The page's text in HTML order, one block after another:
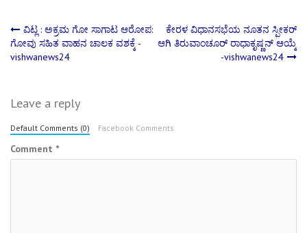
Post
navigation
ವಿಟ್ಲ : ಅಕ್ರಮ ಗೋ ಸಾಗಾಟ ಆರೋಪ:
ಗೋವು ಸಹಿತ ವಾಹನ ಚಾಲಕ ವಶಕ್ಕೆ -
vishwanews24
ಕೇರಳ ವಿಧಾನಸಭೆಯ ನೂತನ ಸ್ಪೀಕರ್
ಆಗಿ ತಿರುವಾಂಚೂರ್ ರಾಧಾಕೃಷ್ಣನ್ ಆಯ್ಕೆ
-vishwanews24
Leave a reply
Default Comments (0) Facebook Comments
Comment *